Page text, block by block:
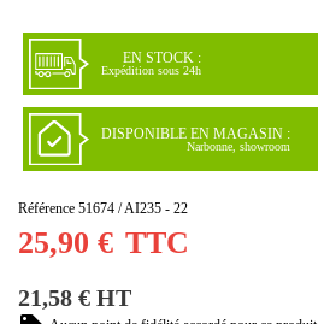
EN STOCK :
Expédition sous 24h
DISPONIBLE EN MAGASIN :
Narbonne, showroom
Référence 51674 / AI235 - 22
25,90 € TTC
21,58 € HT